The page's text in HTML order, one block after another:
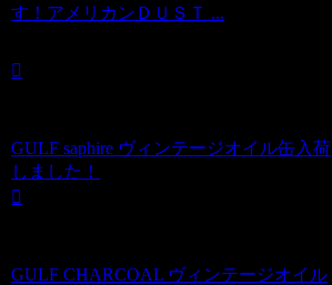
す！アメリカンＤＵＳＴ ...
GULF saphire ヴィンテージオイル缶入荷
しました！
GULF CHARCOAL ヴィンテージオイル